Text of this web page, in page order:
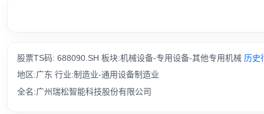
股票TS码: 688090.SH 板块:机械设备-专用设备-其他专用机械 历史
地区:广东 行业:制造业-通用设备制造业
全名:广州瑞松智能科技股份有限公司